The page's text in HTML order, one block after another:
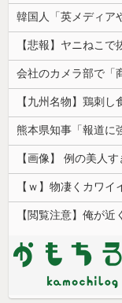
【ｗ】物凄くカワイ
【閲覧注意】俺が